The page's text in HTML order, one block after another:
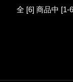
全 [6] 商品中 [1-